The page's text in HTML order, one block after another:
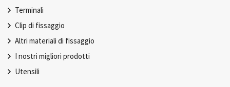
Terminali
Clip di fissaggio
Altri materiali di fissaggio
I nostri migliori prodotti
Utensili